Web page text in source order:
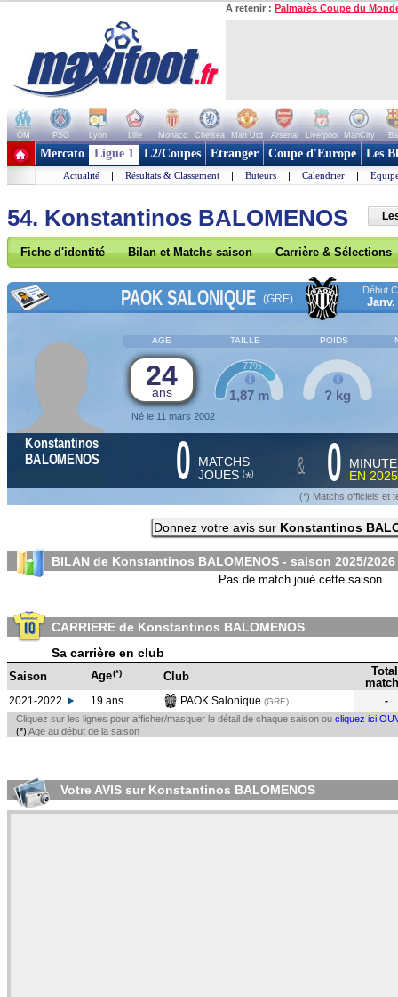
A retenir : Palmarès Coupe du
OM PSG Lyon Lille Monaco Chelsea Man Utd Arsenal Liverpool ManCity
+ de clubs
Mercato Ligue 1 L2/Coupes Etranger Coupe d'Europe Les
Actualité | Résultats & Classement | Buteurs | Calendrier |
54. Konstantinos BALOMENOS
Fiche d'identité Bilan et Matchs saison Carrière & Sélections
PAOK SALONIQUE (GRE)
Début
Janv.
AGE TAILLE POIDS
24
ans
Né le 11 mars 2002
1,87 m
77%
? kg
Konstantinos
BALOMENOS
0 MATCHS
JOUES (*) & 0
EN
(*) Matchs officiels et
Donnez votre avis sur Konstantinos
BILAN de Konstantinos BALOMENOS - saison 2025/2026
Pas de match joué cette saison
CARRIERE de Konstantinos BALOMENOS
Sa carrière en club
Saison Age(*) Club
Total
2021-2022 19 ans PAOK Salonique (GRE) -
Cliquez sur les lignes pour afficher/masquer le détail de chaque saison ou cliquez ici
(*) Age au début de la saison
Votre AVIS sur Konstantinos BALOMENOS